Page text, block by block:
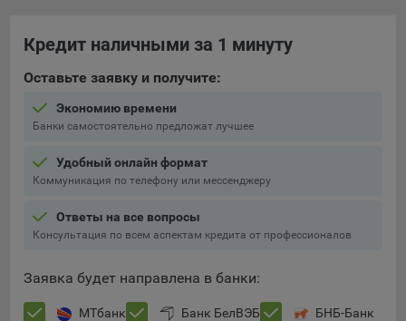
Кредит наличными за 1 минуту
Оставьте заявку и получите:
Экономию времени
Банки самостоятельно предложат лучшее
Удобный онлайн формат
Коммуникация по телефону или мессенджеру
Ответы на все вопросы
Консультация по всем аспектам кредита от профессионалов
Заявка будет направлена в банки:
МТбанк Банк БелВЭБ БНБ-Банк